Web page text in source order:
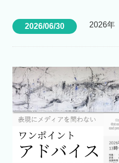
2026/06/30 2026年